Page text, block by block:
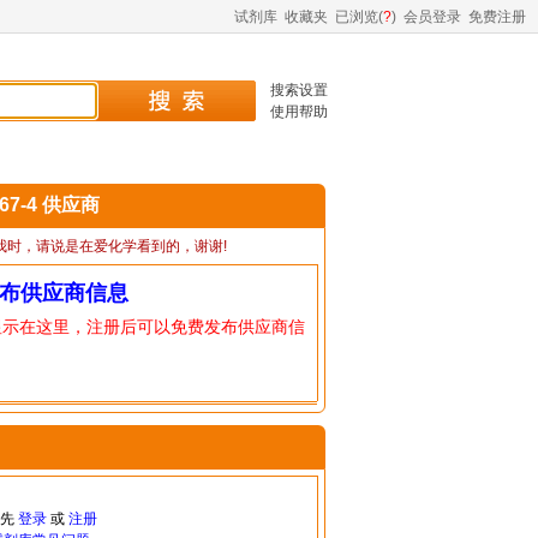
试剂库 收藏夹 已浏览(?) 会员登录 免费注册
搜索设置
使用帮助
4 供应商
时，请说是在爱化学看到的，谢谢!
供应商信息
在这里，注册后可以免费发布供应商信
登录或 注册